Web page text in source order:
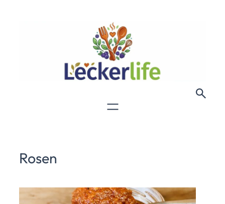
Rosen